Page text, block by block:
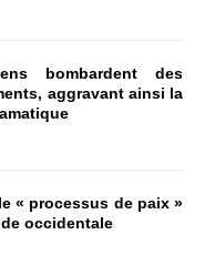
bombardent des
aggravant ainsi la
« processus de paix »
occidentale